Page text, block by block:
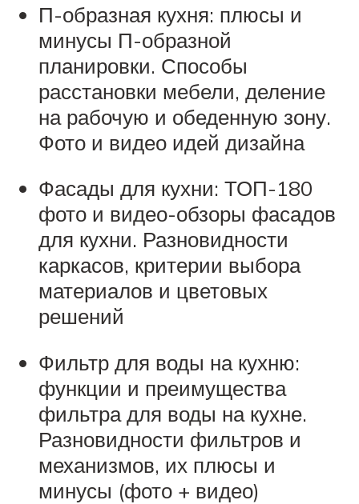
П-образная кухня: плюсы и
минусы П-образной
планировки. Способы
расстановки мебели, деление
на рабочую и обеденную зону.
Фото и видео идей дизайна
Фасады для кухни: ТОП-180
фото и видео-обзоры фасадов
для кухни. Разновидности
каркасов, критерии выбора
материалов и цветовых
решений
Фильтр для воды на кухню:
функции и преимущества
фильтра для воды на кухне.
Разновидности фильтров и
механизмов, их плюсы и
минусы (фото + видео)